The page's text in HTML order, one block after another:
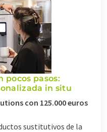
pocos pasos:
in situ
con 125.000 euros
sustitutivos de la